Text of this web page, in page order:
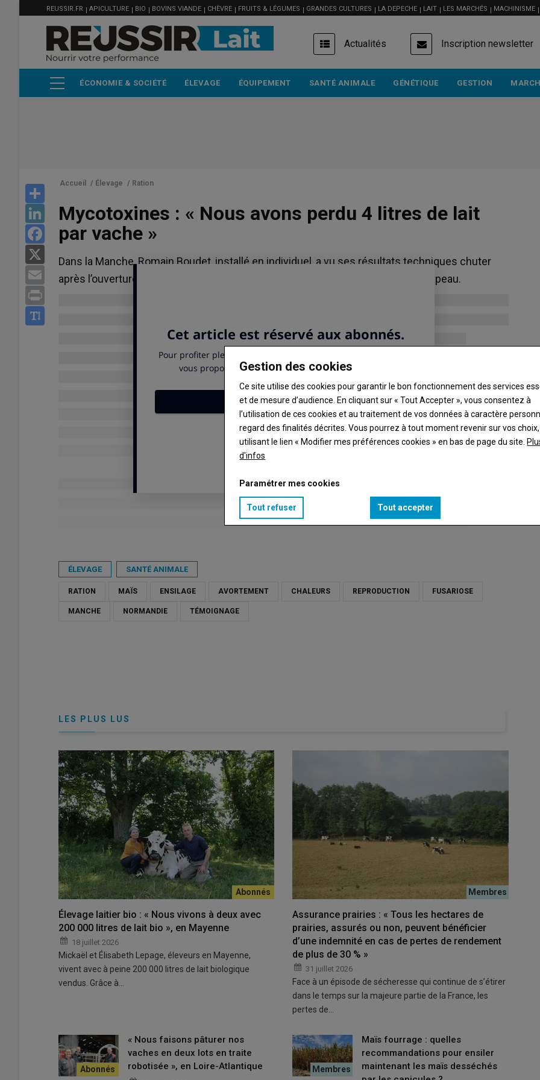
MENU
FILIÈRE
REUSSIR.FR APICULTURE BIO BOVINS VIANDE CHÈVRE FRUITS & LÉGUMES GRANDES CULTURES LA DEPECHE LAIT LES MARCHÉS MACHINISME
USER
ACCOUNT
MENU
Actualités Inscription newsletter
ÉCONOMIE & SOCIÉTÉ ÉLEVAGE ÉQUIPEMENT SANTÉ ANIMALE GÉNÉTIQUE GESTION
LinkedIn
Facebook
Email
Accueil / Élevage / Ration
Mycotoxines : « Nous avons perdu 4 litres de lait
par vache »
Dans la Manche, Romain Boudet, installé en individuel, a vu ses résultats techniques chuter
après l’ouverture du silo de maïs 2023. Les mycotoxines ont touché tout le troupeau.
Selon Cyril Bapelle, vétérinaire nutritionniste (à gauche), « il faut réfléchir la gestion des mycotoxines en particules
ingérées par vache et par jour ».
© J. Pertriaux
« Quand j’ai attaqué lesilo de maïs2023, les vaches ont dégringolé en lait. J’ai pensé que c’était dû à latransition
alimentaireavec du maïs que j’avais acheté pour faire le complément en attendant la récolte. Mais les problèmes se sont
maintenus, voire accentués. »
Romain Boudet a pris de plein fouet les conséquences d’un maïs contaminé aux
mycotoxines
sur son troupeau de normandes. Il est passé par toutes les étapes avant de résoudre le problème. « Cela
•2UMO
•80normandes
ÉLEVAGE SANTÉ ANIMALE
RATION MAÏS ENSILAGE AVORTEMENT CHALEURS REPRODUCTION FUSARIOSE
MANCHE NORMANDIE TÉMOIGNAGE
LES PLUS LUS
Élevage laitier bio : « Nous vivons à deux avec
200 000 litres de lait bio », en Mayenne
18 juillet 2026
Mickaël et Élisabeth Lepage, éleveurs en Mayenne,
vivent avec à peine 200 000 litres de lait biologique
vendus. Grâce à…
Assurance prairies : « Tous les hectares de
prairies, assurés ou non, peuvent bénéficier
d’une indemnité en cas de pertes de rendement
de plus de 30 % »
31 juillet 2026
Face à un épisode de sécheresse qui continue de s’étirer
dans le temps sur la majeure partie de la France, les
pertes de…
« Nous faisons pâturer nos
vaches en deux lots en traite
robotisée », en Loire-Atlantique
Maïs fourrage : quelles
recommandations pour ensiler
maintenant les maïs desséchés
Gestion des cookies
Ce site utilise des cookies pour garantir le bon fonctionnement des services
et de mesure d’audience. En cliquant sur « Tout Accepter », vous consentez à
l’utilisation de ces cookies et au traitement de vos données à caractère
regard des finalités décrites. Vous pourrez à tout moment revenir sur vos
utilisant le lien « Modifier mes préférences cookies » en bas de page du site.
d'infos
Paramétrer mes cookies
Tout refuser Tout accepter